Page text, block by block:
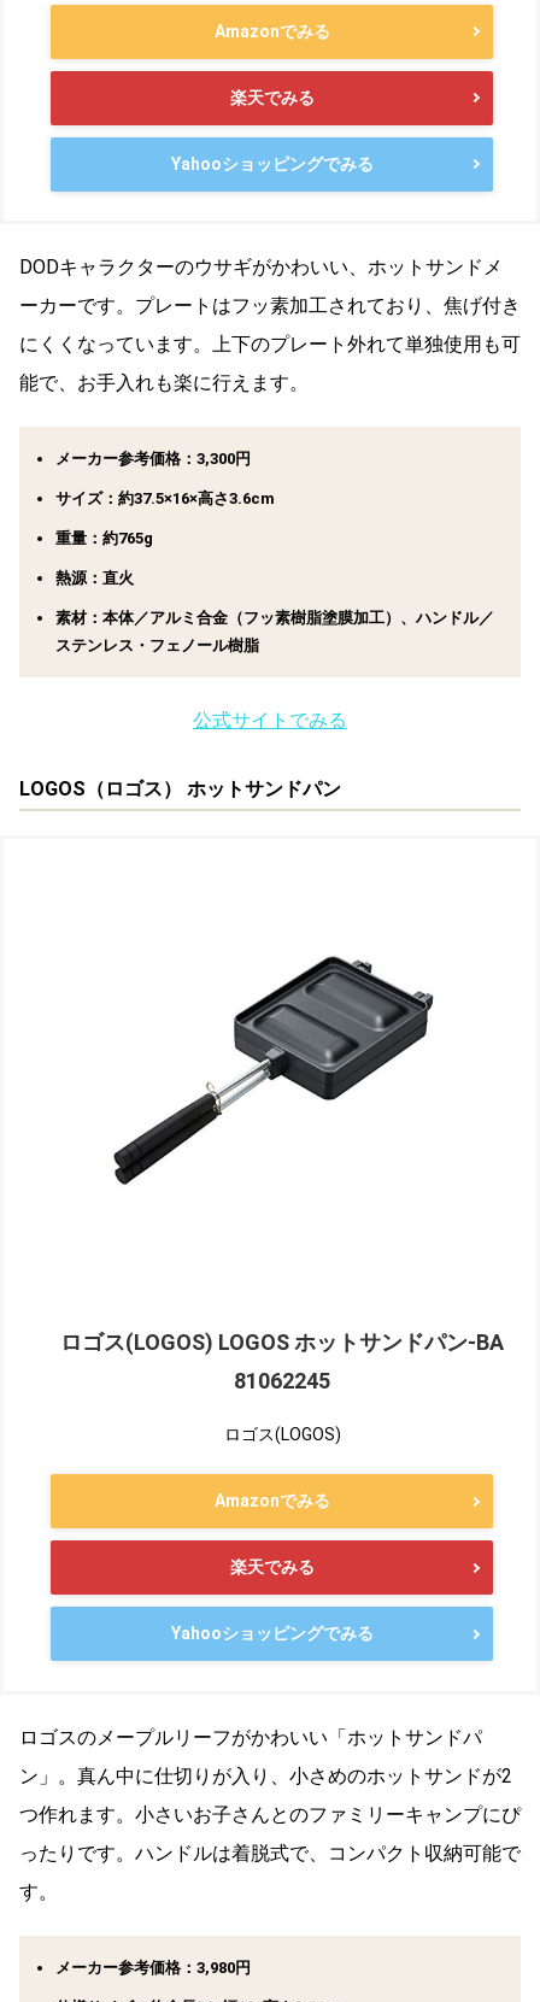
Amazonでみる
楽天でみる
Yahooショッピングでみる
DODキャラクターのウサギがかわいい、ホットサンドメ
ーカーです。プレートはフッ素加工されており、焦げ付き
にくくなっています。上下のプレート外れて単独使用も可
能で、お手入れも楽に行えます。
メーカー参考価格：3,300円
サイズ：約37.5×16×高さ3.6cm
重量：約765g
熱源：直火
素材：本体／アルミ合金（フッ素樹脂塗膜加工）、ハンドル／
ステンレス・フェノール樹脂
公式サイトでみる
LOGOS（ロゴス） ホットサンドパン
ロゴス(LOGOS) LOGOS ホットサンドパン-BA
81062245
ロゴス(LOGOS)
Amazonでみる
楽天でみる
Yahooショッピングでみる
ロゴスのメープルリーフがかわいい「ホットサンドパ
ン」。真ん中に仕切りが入り、小さめのホットサンドが2
つ作れます。小さいお子さんとのファミリーキャンプにぴ
ったりです。ハンドルは着脱式で、コンパクト収納可能で
す。
メーカー参考価格：3,980円